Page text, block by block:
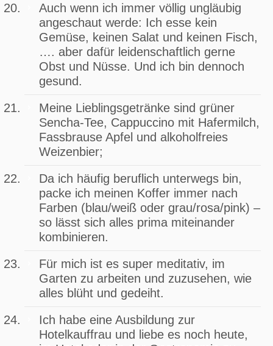
Auch wenn ich immer völlig ungläubig
angeschaut werde: Ich esse kein
Gemüse, keinen Salat und keinen Fisch,
…. aber dafür leidenschaftlich gerne
Obst und Nüsse. Und ich bin dennoch
gesund.
Meine Lieblingsgetränke sind grüner
Sencha-Tee, Cappuccino mit Hafermilch,
Fassbrause Apfel und alkoholfreies
Weizenbier;
Da ich häufig beruflich unterwegs bin,
packe ich meinen Koffer immer nach
Farben (blau/weiß oder grau/rosa/pink) –
so lässt sich alles prima miteinander
kombinieren.
Für mich ist es super meditativ, im
Garten zu arbeiten und zuzusehen, wie
alles blüht und gedeiht.
Ich habe eine Ausbildung zur
Hotelkauffrau und liebe es noch heute,